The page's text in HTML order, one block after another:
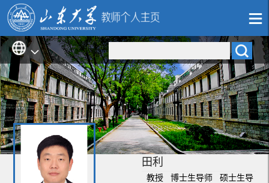
田利
教授 博士生导师 硕士生导